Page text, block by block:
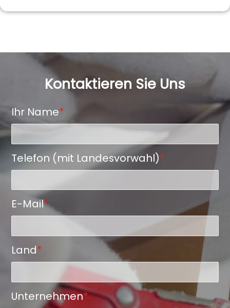
Kontaktieren Sie Uns
Ihr Name*
Telefon (mit Landesvorwahl)*
E-Mail*
Land*
Unternehmen*